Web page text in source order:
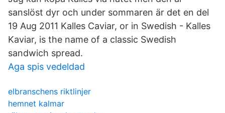
sanslöst dyr och under sommaren är det en del
19 Aug 2011 Kalles Caviar, or in Swedish - Kalles
Kaviar, is the name of a classic Swedish
sandwich spread.
Aga spis vedeldad
elbranschens riktlinjer
hemnet kalmar